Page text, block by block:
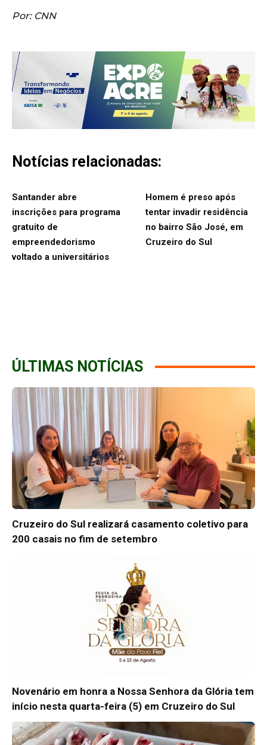
Por: CNN
Notícias relacionadas:
Santander abre
inscrições para programa
gratuito de
empreendedorismo
voltado a universitários
Homem é preso após
tentar invadir residência
no bairro São José, em
Cruzeiro do Sul
ÚLTIMAS NOTÍCIAS
Cruzeiro do Sul realizará casamento coletivo para
200 casais no fim de setembro
Novenário em honra a Nossa Senhora da Glória tem
início nesta quarta-feira (5) em Cruzeiro do Sul